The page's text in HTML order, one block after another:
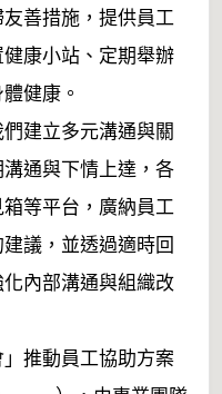
善措施，提供員工
康小站、定期舉辦
健康。
建立多元溝通與關
通與下情上達，各
等平台，廣納員工
議，並透過適時回
內部溝通與組織改
推動員工協助方案